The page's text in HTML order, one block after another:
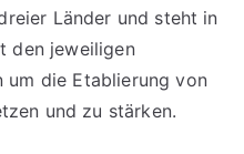
Länder und steht in
den jeweiligen
um die Etablierung von
und zu stärken.